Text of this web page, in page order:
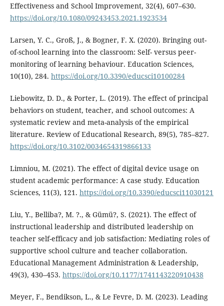
Effectiveness and School Improvement, 32(4), 607–630.
https://doi.org/10.1080/09243453.2021.1923534
Larsen, Y. C., Groß, J., & Bogner, F. X. (2020). Bringing out-
of-school learning into the classroom: Self- versus peer-
monitoring of learning behaviour. Education Sciences,
10(10), 284. https://doi.org/10.3390/educsci10100284
Liebowitz, D. D., & Porter, L. (2019). The effect of principal
behaviors on student, teacher, and school outcomes: A
systematic review and meta-analysis of the empirical
literature. Review of Educational Research, 89(5), 785–827.
https://doi.org/10.3102/0034654319866133
Limniou, M. (2021). The effect of digital device usage on
student academic performance: A case study. Education
Sciences, 11(3), 121. https://doi.org/10.3390/educsci11030121
Liu, Y., Belliba?, M. ?., & Gümü?, S. (2021). The effect of
instructional leadership and distributed leadership on
teacher self-efficacy and job satisfaction: Mediating roles of
supportive school culture and teacher collaboration.
Educational Management Administration & Leadership,
49(3), 430–453. https://doi.org/10.1177/1741143220910438
Meyer, F., Bendikson, L., & Le Fevre, D. M. (2023). Leading